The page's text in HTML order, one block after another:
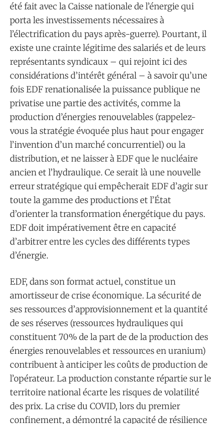
été fait avec la Caisse nationale de l’énergie qui
porta les investissements nécessaires à
l’électrification du pays après-guerre). Pourtant, il
existe une crainte légitime des salariés et de leurs
représentants syndicaux – qui rejoint ici des
considérations d’intérêt général – à savoir qu’une
fois EDF renationalisée la puissance publique ne
privatise une partie des activités, comme la
production d’énergies renouvelables (rappelez-
vous la stratégie évoquée plus haut pour engager
l’invention d’un marché concurrentiel) ou la
distribution, et ne laisser à EDF que le nucléaire
ancien et l’hydraulique. Ce serait là une nouvelle
erreur stratégique qui empêcherait EDF d’agir sur
toute la gamme des productions et l’État
d’orienter la transformation énergétique du pays.
EDF doit impérativement être en capacité
d’arbitrer entre les cycles des différents types
d’énergie.
EDF, dans son format actuel, constitue un
amortisseur de crise économique. La sécurité de
ses ressources d’approvisionnement et la quantité
de ses réserves (ressources hydrauliques qui
constituent 70% de la part de de la production des
énergies renouvelables et ressources en uranium)
contribuent à anticiper les coûts de production de
l’opérateur. La production constante répartie sur le
territoire national écarte les risques de volatilité
des prix. La crise du COVID, lors du premier
confinement, a démontré la capacité de résilience